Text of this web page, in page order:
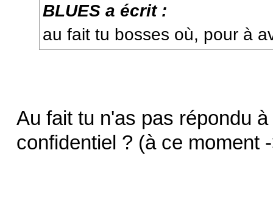
BLUES a écrit :
au fait tu bosses où, pour à
Au fait tu n'as pas répondu
confidentiel ? (à ce moment